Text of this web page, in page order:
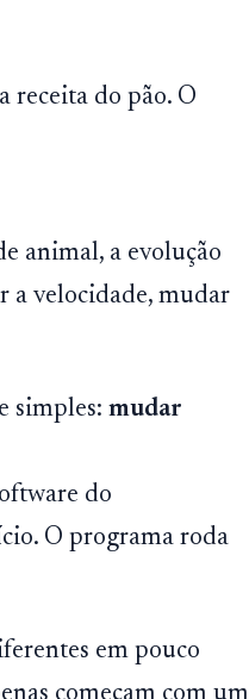
receita do pão. O
animal, a evolução
a velocidade, mudar
simples: mudar
do
O programa roda
em pouco